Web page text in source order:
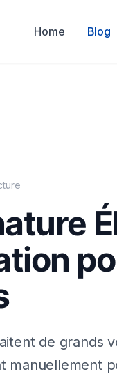
Home Blog
de grands
manuellement